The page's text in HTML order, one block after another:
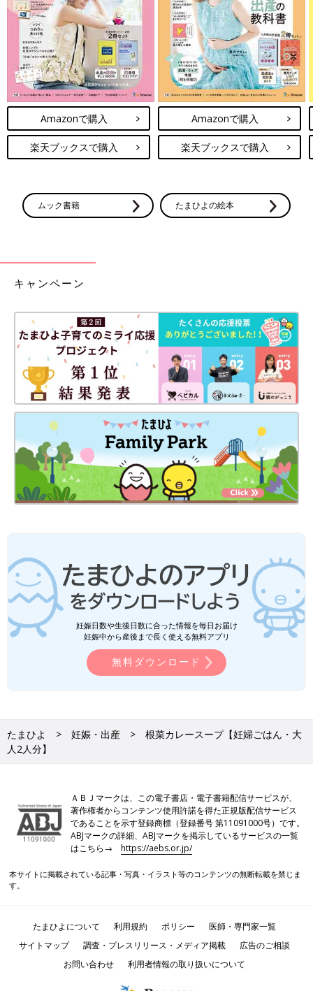
Amazonで購入
楽天ブックスで購入
Amazonで購入
楽天ブックスで購入
ムック書籍 たまひよの絵本
キャンペーン
妊娠日数や生後日数に合った情報を毎日お届け
妊娠中から産後まで長く使える無料アプリ
無料ダウンロード
たまひよ 妊娠・出産
根菜カレースープ【妊婦ごはん・大
人2人分】
ＡＢＪマークは、この電子書店・電子書籍配信サービスが、
著作権者からコンテンツ使用許諾を得た正規版配信サービス
であることを示す登録商標（登録番号 第11091000号）です。
ABJマークの詳細、ABJマークを掲示しているサービスの一覧
はこちら→https://aebs.or.jp/
本サイトに掲載されている記事・写真・イラスト等のコンテンツの無断転載を禁じま
す。
たまひよについて 利用規約 ポリシー
医師・専門家一覧
サイトマップ
調査・プレスリリース・メディア掲載
広告のご相談
お問い合わせ
利用者情報の取り扱いについて